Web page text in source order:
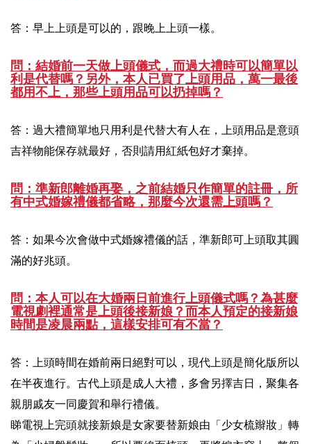
答：早上上頭是可以的，跟晚上上頭一樣。
問：結婚前一天做上頭儀式，而過大禮時可以簡單以
利是代替嗎？另外，本人已買了上頭用品，萬一最後
都用不上，那些上頭用品可以扔掉嗎？
答：過大禮簡單地只用利是代替大有人在，上頭用品是意頭
吉祥物能保存就最好，否則請用紅紙包好才棄掉。
問：準新郎離婚再娶，之前結婚只作簡單的註冊，所
有中式婚嫁禮儀都省略，那麼今次還需上頭嗎？
答：如果今次會做中式婚嫁禮儀的話，準新郎可上頭取其圓
滿的好兆頭。
問：本人可以在大婚兩日前進行上頭儀式嗎？為甚麼
電視劇裡通常是上頭後接新娘？而本人預定的接新娘
時間是凌晨兩點，這樣安排可有不當？
答：上頭時間在婚前兩日絕對可以，現代上頭是簡化版所以
在半夜進行。古代上頭是成人大禮，多會另擇吉日，聚集各
親朋戚友一同慶賀和舉行禮儀。
睇電視上完頭就接新娘是女家要替新娘由「少女梳辮妝」轉